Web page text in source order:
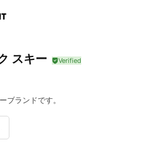
スキー
ブランドです。